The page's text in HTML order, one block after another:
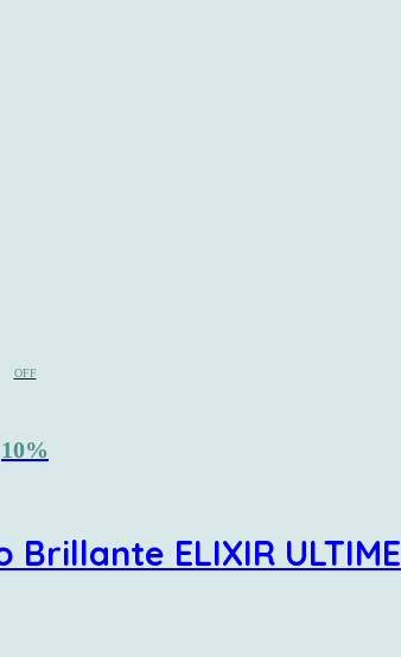
OFF
10%
ELIXIR ULTIME